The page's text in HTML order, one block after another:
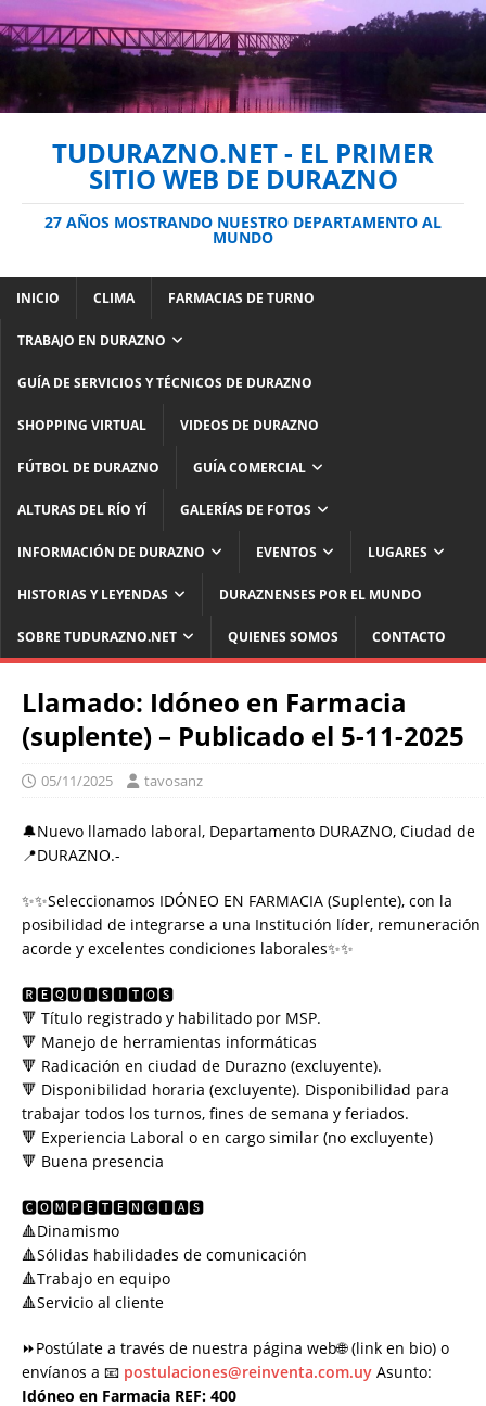
TUDURAZNO.NET - EL PRIMER
SITIO WEB DE DURAZNO
27 AÑOS MOSTRANDO NUESTRO DEPARTAMENTO AL
MUNDO
INICIO CLIMA FARMACIAS DE TURNO
TRABAJO EN DURAZNO
GUÍA DE SERVICIOS Y TÉCNICOS DE DURAZNO
SHOPPING VIRTUAL VIDEOS DE DURAZNO
FÚTBOL DE DURAZNO GUÍA COMERCIAL
ALTURAS DEL RÍO YÍ GALERÍAS DE FOTOS
INFORMACIÓN DE DURAZNO EVENTOS LUGARES
HISTORIAS Y LEYENDAS DURAZNENSES POR EL MUNDO
SOBRE TUDURAZNO.NET QUIENES SOMOS CONTACTO
Llamado: Idóneo en Farmacia
(suplente) – Publicado el 5-11-2025
05/11/2025 tavosanz
🔔Nuevo llamado laboral, Departamento DURAZNO, Ciudad de
📍DURAZNO.-
✨✨Seleccionamos IDÓNEO EN FARMACIA (Suplente), con la
posibilidad de integrarse a una Institución líder, remuneración
acorde y excelentes condiciones laborales✨✨
🆁︎🅴︎🆀︎🆄︎🅸︎🆂︎🅸︎🆃︎🅾︎🆂︎
🔻 Título registrado y habilitado por MSP.
🔻 Manejo de herramientas informáticas
🔻 Radicación en ciudad de Durazno (excluyente).
🔻 Disponibilidad horaria (excluyente). Disponibilidad para
trabajar todos los turnos, fines de semana y feriados.
🔻 Experiencia Laboral o en cargo similar (no excluyente)
🔻 Buena presencia
🅲︎🅾︎🅼︎🅿︎🅴︎🆃︎🅴︎🅽︎🅲︎🅸︎🅰︎🆂︎
🔺Dinamismo
🔺Sólidas habilidades de comunicación
🔺Trabajo en equipo
🔺Servicio al cliente
⏩Postúlate a través de nuestra página web🌐 (link en bio) o
envíanos a 📧 postulaciones@reinventa.com.uy Asunto:
Idóneo en Farmacia REF: 400